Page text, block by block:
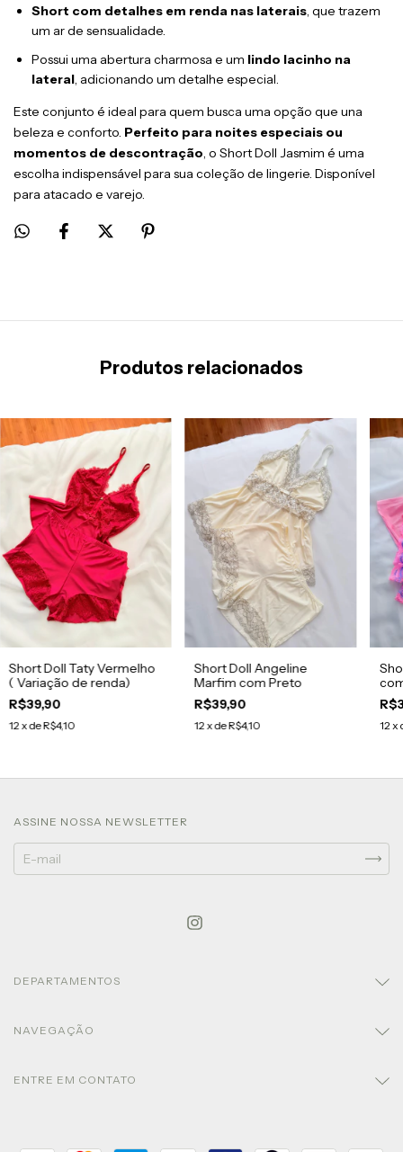
Short com detalhes em renda nas laterais, que trazem
um ar de sensualidade.
Possui uma abertura charmosa e um lindo lacinho na
lateral, adicionando um detalhe especial.
Este conjunto é ideal para quem busca uma opção que una
beleza e conforto. Perfeito para noites especiais ou
momentos de descontração, o Short Doll Jasmim é uma
escolha indispensável para sua coleção de lingerie. Disponível
para atacado e varejo.
Produtos relacionados
Short Doll Taty Vermelho
( Variação de renda)
R$39,90
12 x deR$4,10
Short Doll Angeline
Marfim com Preto
R$39,90
12 x deR$4,10 12 x
ASSINE NOSSA NEWSLETTER
DEPARTAMENTOS
NAVEGAÇÃO
ENTRE EM CONTATO